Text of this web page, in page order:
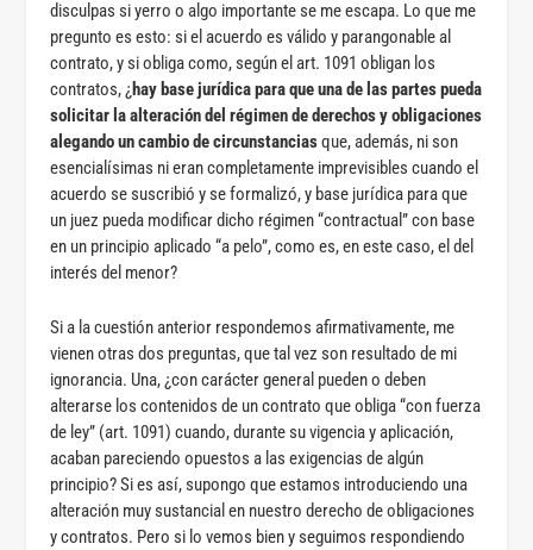
disculpas si yerro o algo importante se me escapa. Lo que me
pregunto es esto: si el acuerdo es válido y parangonable al
contrato, y si obliga como, según el art. 1091 obligan los
contratos, ¿ hay base jurídica para que una de las partes pueda
solicitar la alteración del régimen de derechos y obligaciones
alegando un cambio de circunstanciasque, además, ni son
esencialísimas ni eran completamente imprevisibles cuando el
acuerdo se suscribió y se formalizó, y base jurídica para que
un juez pueda modificar dicho régimen “contractual” con base
en un principio aplicado “a pelo”, como es, en este caso, el del
interés del menor?
Si a la cuestión anterior respondemos afirmativamente, me
vienen otras dos preguntas, que tal vez son resultado de mi
ignorancia. Una, ¿con carácter general pueden o deben
alterarse los contenidos de un contrato que obliga “con fuerza
de ley” (art. 1091) cuando, durante su vigencia y aplicación,
acaban pareciendo opuestos a las exigencias de algún
principio? Si es así, supongo que estamos introduciendo una
alteración muy sustancial en nuestro derecho de obligaciones
y contratos. Pero si lo vemos bien y seguimos respondiendo